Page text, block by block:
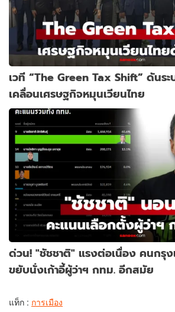
เวที “The Green Tax Shift” ดันร
เคลื่อนเศรษฐกิจหมุนเวียนไทย
ด่วน! "ชัชชาติ" แรงต่อเนื่อง คนกรุง
ขยับนั่งเก้าอี้ผู้ว่าฯ กทม. อีกสมัย
แท็ก : การเมือง